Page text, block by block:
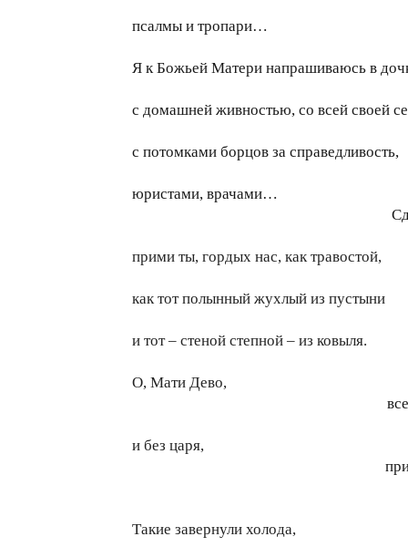
псалмы и тропари…
Я к Божьей Матери напрашиваюсь в
с домашней живностью, со всей своей
с потомками борцов за справедливость,
юристами, врачами…
прими ты, гордых нас, как травостой,
как тот полынный жухлый из пустыни
и тот – стеной степной – из ковыля.
О, Мати Дево,
и без царя,
Такие завернули холода,